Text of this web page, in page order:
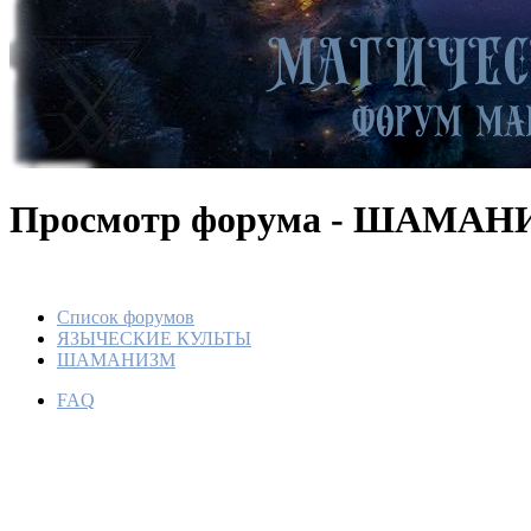
Просмотр форума -
Список форумов
ЯЗЫЧЕСКИЕ КУЛЬТЫ
ШАМАНИЗМ
FAQ